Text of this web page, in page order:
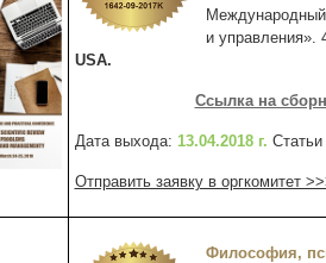
и управления».
USA.
Ссылка на
Дата выхода: 13.04.2018 г.
Отправить заявку в оргкомитет
Философия,